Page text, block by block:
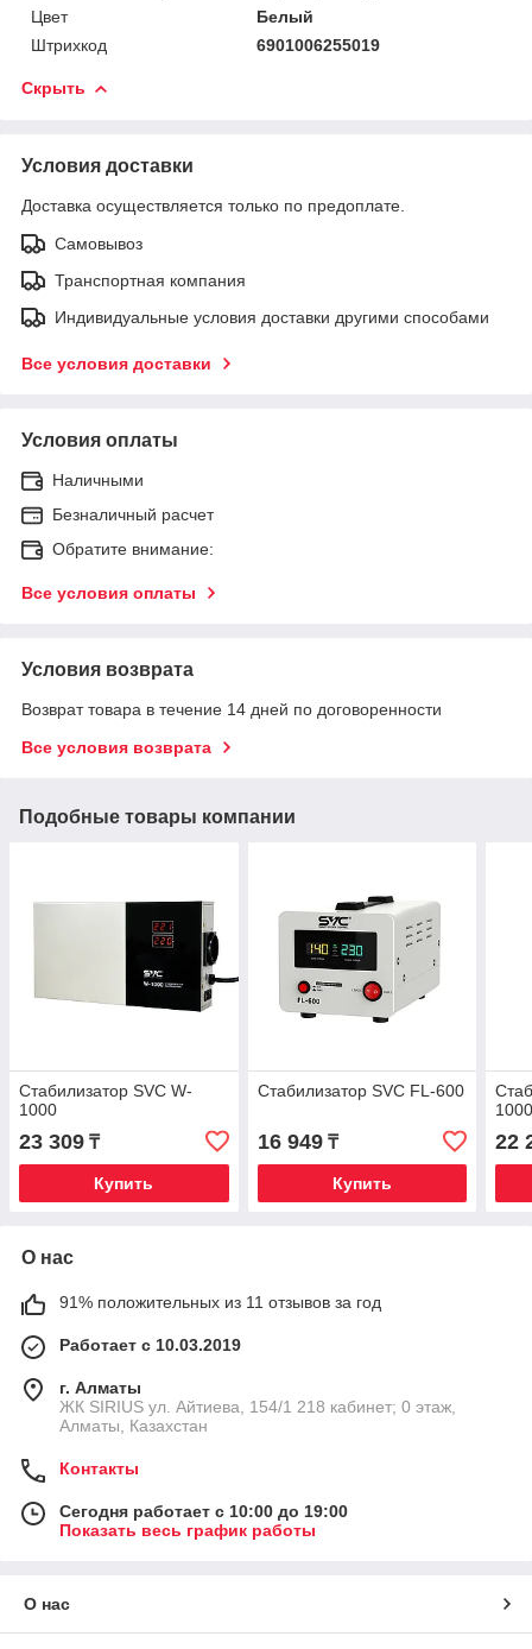
Цвет
Белый
Штрихкод
6901006255019
Скрыть
Условия доставки
Доставка осуществляется только по предоплате.
Самовывоз
Транспортная компания
Индивидуальные условия доставки другими способами
Все условия доставки
Условия оплаты
Наличными
Безналичный расчет
Обратите внимание:
Все условия оплаты
Условия возврата
Возврат товара в течение 14 дней по договоренности
Все условия возврата
Подобные товары компании
Стабилизатор SVC W-
1000
23 309 ₸
Купить
Стабилизатор SVC FL-600
16 949₸
Купить
22
О нас
91% положительных из 11 отзывов за год
Работает с 10.03.2019
г. Алматы
​ЖК SIRIUS​ ул. Айтиева, 154/1​ 218 кабинет; 0 этаж,
Алматы, Казахстан
Контакты
Сегодня работает с 10:00 до 19:00
Показать весь график работы
О нас